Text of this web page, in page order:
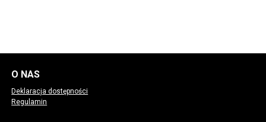
O NAS
Deklaracja dostępności
Regulamin